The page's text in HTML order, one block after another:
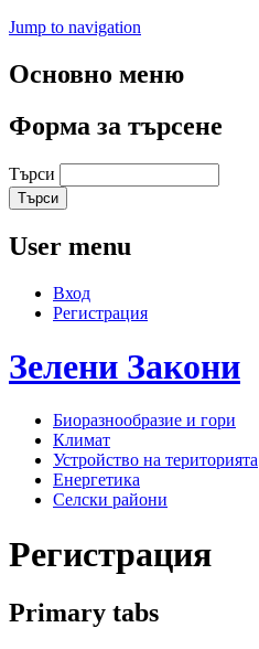
Jump to navigation
Основно меню
Форма за търсене
Търси
User menu
Вход
Регистрация
Зелени Закони
Биоразнообразие и гори
Климат
Устройство на територията
Енергетика
Селски райони
Регистрация
Primary tabs